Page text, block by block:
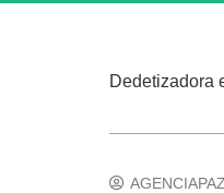
Dedetizadora